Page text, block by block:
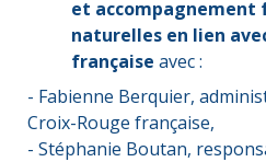
et accompagnement
naturelles en lien
française avec :
- Fabienne Berquier,
Croix-Rouge française,
- Stéphanie Boutan,